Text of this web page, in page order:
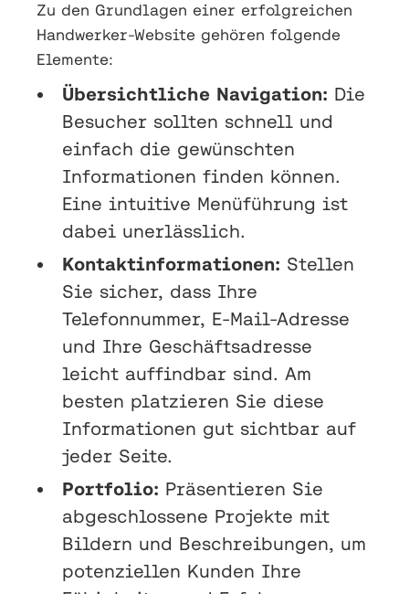
Zu den Grundlagen einer erfolgreichen
Handwerker-Website gehören folgende
Elemente:
Übersichtliche Navigation: Die
Besucher sollten schnell und
einfach die gewünschten
Informationen finden können.
Eine intuitive Menüführung ist
dabei unerlässlich.
Kontaktinformationen: Stellen
Sie sicher, dass Ihre
Telefonnummer, E-Mail-Adresse
und Ihre Geschäftsadresse
leicht auffindbar sind. Am
besten platzieren Sie diese
Informationen gut sichtbar auf
jeder Seite.
Portfolio: Präsentieren Sie
abgeschlossene Projekte mit
Bildern und Beschreibungen, um
potenziellen Kunden Ihre